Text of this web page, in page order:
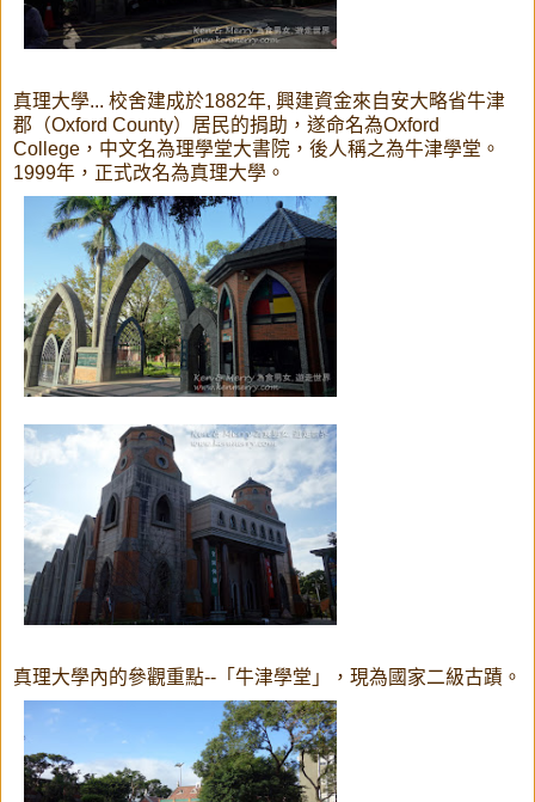
真理大學... 校舍建成於1882年, 興建資金來自安大略省牛津
郡（Oxford County）居民的捐助，遂命名為Oxford
College，中文名為理學堂大書院，後人稱之為牛津學堂。
1999年，正式改名為真理大學。
真理大學內的參觀重點--「牛津學堂」，現為國家二級古蹟。